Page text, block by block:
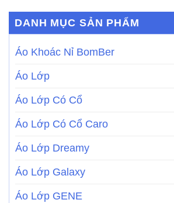
DANH MỤC SẢN PHẨM
Áo Khoác Nỉ BomBer
Áo Lớp
Áo Lớp Có Cổ
Áo Lớp Có Cổ Caro
Áo Lớp Dreamy
Áo Lớp Galaxy
Áo Lớp GENE